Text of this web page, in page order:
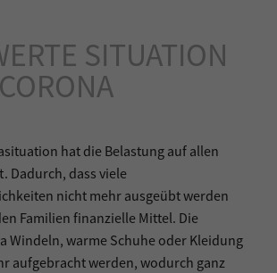
SITUATION
hat die Belastung auf allen
Dadurch, dass viele
nicht mehr ausgeübt werden
Familien finanzielle Mittel. Die
Windeln, warme Schuhe oder Kleidung
aufgebracht werden, wodurch ganz